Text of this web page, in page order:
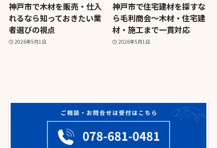
神戸市で木材を販売・仕入
れるなら知っておきたい業
者選びの視点
2026年5月1日
神戸市で住宅建材を探すな
ら毛利商会〜木材・住宅建
材・施工まで一貫対応
2026年5月1日